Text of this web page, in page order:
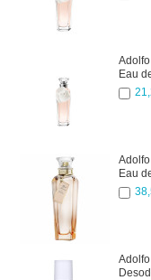
Eau
Eau